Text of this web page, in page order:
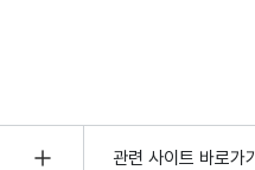
관련 사이트 바로가기